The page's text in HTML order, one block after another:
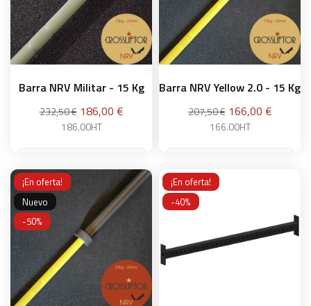
Barra NRV Militar - 15 Kg
Precio
232,50 € Precio
186,00 €
186.00HT
Añadir a la cesta
Barra NRV Yellow 2.0 - 15 Kg
Precio
207,50 € Precio
166,00 €
166.00HT
Añadir a la cesta
¡En oferta!
Nuevo
-50%
¡En oferta!
-40%